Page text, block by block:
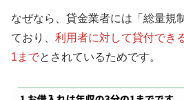
なぜなら、貸金業者には「総量規
ており、 利用者に対して貸付でき
1までとされているためです。